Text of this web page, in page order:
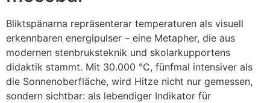
Bliktspänarna repräsenterar temperaturen als visuell
erkennbaren energipulser – eine Metapher, die aus
modernen stenbruksteknik und skolarkupportens
didaktik stammt. Mit 30.000 °C, fünfmal intensiver als
die Sonnenoberfläche, wird Hitze nicht nur gemessen,
sondern sichtbar: als lebendiger Indikator für